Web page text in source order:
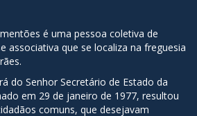
é uma pessoa coletiva de
associativa que se localiza na freguesia
do Senhor Secretário de Estado da
em 29 de janeiro de 1977, resultou
comuns, que desejavam